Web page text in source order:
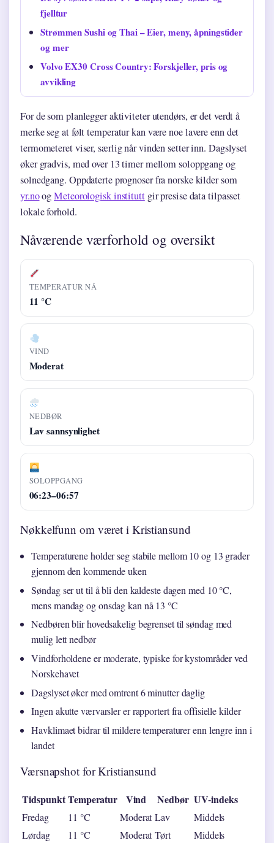
fjelltur
Strømmen Sushi og Thai – Eier, meny, åpningstider
og mer
Volvo EX30 Cross Country: Forskjeller, pris og
avvikling
For de som planlegger aktiviteter utendørs, er det verdt å
merke seg at følt temperatur kan være noe lavere enn det
termometeret viser, særlig når vinden setter inn. Dagslyset
øker gradvis, med over 13 timer mellom soloppgang og
solnedgang. Oppdaterte prognoser fra norske kilder som
yr.noogMeteorologisk instituttgir presise data tilpasset
lokale forhold.
Nåværende værforhold og oversikt
TEMPERATUR NÅ
11 °C
VIND
Moderat
NEDBØR
Lav sannsynlighet
SOLOPPGANG
06:23–06:57
Nøkkelfunn om været i Kristiansund
Temperaturene holder seg stabile mellom 10 og 13 grader
gjennom den kommende uken
Søndag ser ut til å bli den kaldeste dagen med 10 °C,
mens mandag og onsdag kan nå 13 °C
Nedbøren blir hovedsakelig begrenset til søndag med
mulig lett nedbør
Vindforholdene er moderate, typiske for kystområder ved
Norskehavet
Dagslyset øker med omtrent 6 minutter daglig
Ingen akutte værvarsler er rapportert fra offisielle kilder
Havklimaet bidrar til mildere temperaturer enn lengre inn i
landet
Værsnapshot for Kristiansund
TidspunktTemperatur Vind Nedbør UV-indeks
Fredag 11 °C Moderat Lav
Middels
Lørdag
11 °C Moderat Tørt Middels